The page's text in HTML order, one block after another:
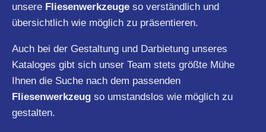
unsere Fliesenwerkzeuge so verständlich und
übersichtlich wie möglich zu präsentieren.
Auch bei der Gestaltung und Darbietung unseres
Kataloges gibt sich unser Team stets größte Mühe
Ihnen die Suche nach dem passenden
Fliesenwerkzeug so umstandslos wie möglich zu
gestalten.